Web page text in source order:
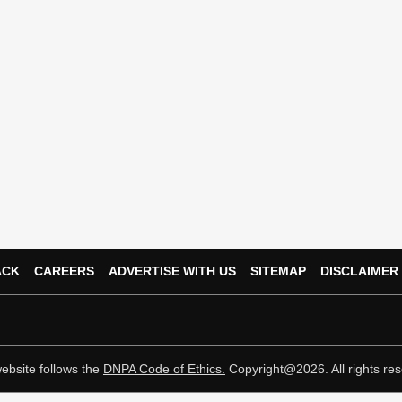
CAREERS ADVERTISE WITH US SITEMAP DISCLAIMER
follows the DNPA Code of Ethics. Copyright@2026. All rights